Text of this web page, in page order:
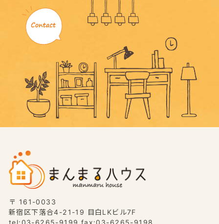
〒 161-0033
新宿区下落合4-21-19 目白LKビル7F